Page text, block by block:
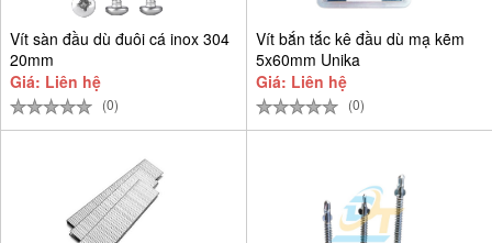
Vít sàn đầu dù đuôi cá inox 304
20mm
Giá: Liên hệ
(0)
Vít bắn tắc kê đầu dù mạ kẽm
5x60mm Unika
Giá: Liên hệ
(0)